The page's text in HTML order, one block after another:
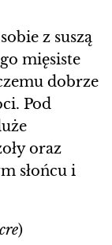
z suszą
mięsiste
dobrze
Pod
oraz
słońcu i
)